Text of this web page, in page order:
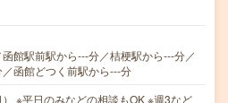
館駅前駅から---分／桔梗駅から---分／
函館どつく前駅から---分
※平日のみなどの相談もOK ※週3など